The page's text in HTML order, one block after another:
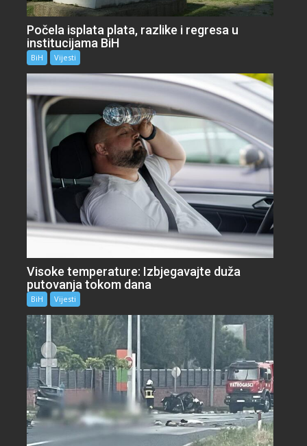
Počela isplata plata, razlike i regresa u
institucijama BiH
BiH Vijesti
Visoke temperature: Izbjegavajte duža
putovanja tokom dana
BiH Vijesti